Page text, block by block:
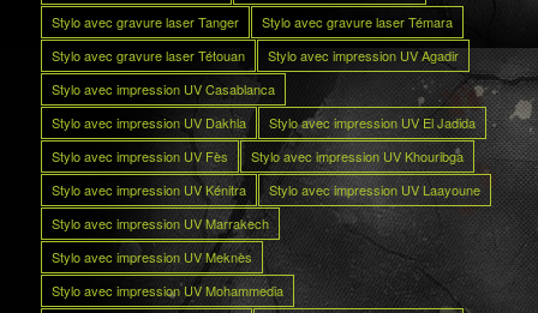
Stylo avec gravure laser Tanger
Stylo avec gravure laser Témara
Stylo avec gravure laser Tétouan
Stylo avec impression UV Agadir
Stylo avec impression UV Casablanca
Stylo avec impression UV Dakhla
Stylo avec impression UV El Jadida
Stylo avec impression UV Fès
Stylo avec impression UV Khouribga
Stylo avec impression UV Kénitra
Stylo avec impression UV Laayoune
Stylo avec impression UV Marrakech
Stylo avec impression UV Meknès
Stylo avec impression UV Mohammedia